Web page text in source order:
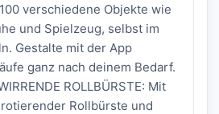
verschiedene Objekte wie
und Spielzeug, selbst im
Gestalte mit der App
ganz nach deinem Bedarf.
ROLLBÜRSTE: Mit
Rollbürste und